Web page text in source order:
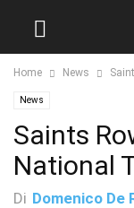
Home News
News
Saints
National
Di Domenico De